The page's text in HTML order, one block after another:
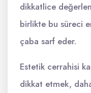
dikkatlice
birlikte bu süreci
çaba sarf eder.
Estetik cerrahisi
dikkat etmek,